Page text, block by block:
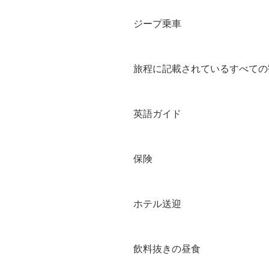
ジープ乗車
旅程に記載されているすべて
英語ガイド
保険
ホテル送迎
飲料抜きの昼食